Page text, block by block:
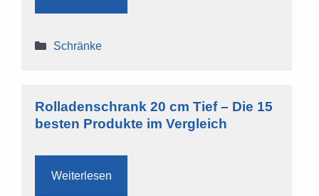
Kategorien
Schränke
Rolladenschrank 20 cm Tief – Die 15
besten Produkte im Vergleich
Weiterlesen